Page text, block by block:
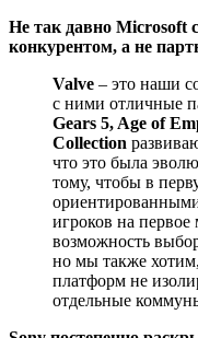
Не так давно Microsoft
конкурентом, а не
Valve – это наши
с ними отличные
Gears 5, Age of
Collection
что это была
тому, чтобы в
игроков на первое
возможность
но мы также
платформ не
отдельные